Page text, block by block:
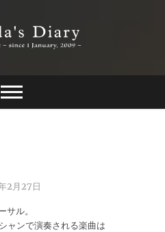
Diary
2月27日
サル。
ャンで演奏される楽曲は